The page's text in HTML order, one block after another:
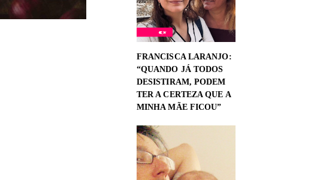
FRANCISCA LARANJO:
“QUANDO JÁ TODOS
DESISTIRAM, PODEM
TER A CERTEZA QUE A
MINHA MÃE FICOU”